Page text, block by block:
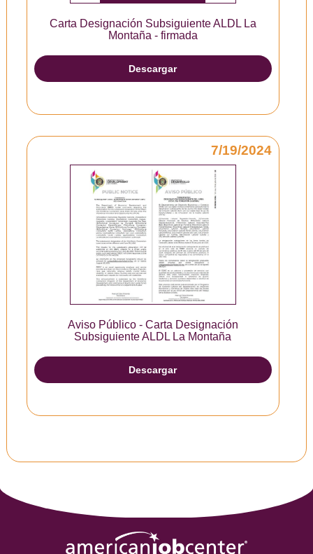
Carta Designación Subsiguiente ALDL La
Montaña - firmada
Descargar
7/19/2024
Aviso Público - Carta Designación
Subsiguiente ALDL La Montaña
Descargar